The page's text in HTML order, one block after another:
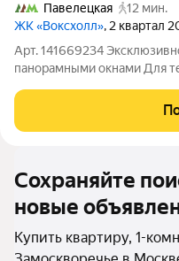
Павелецкая
12 мин.
ЖК «Воксхолл», 2 квартал
Арт. 141669234
панорамными окнами Для
в ДКП Уникальные условия
сделку ЭКСКЛЮЗИВНОЕ
Сохраняйте
новые
Купить квартиру, 1-